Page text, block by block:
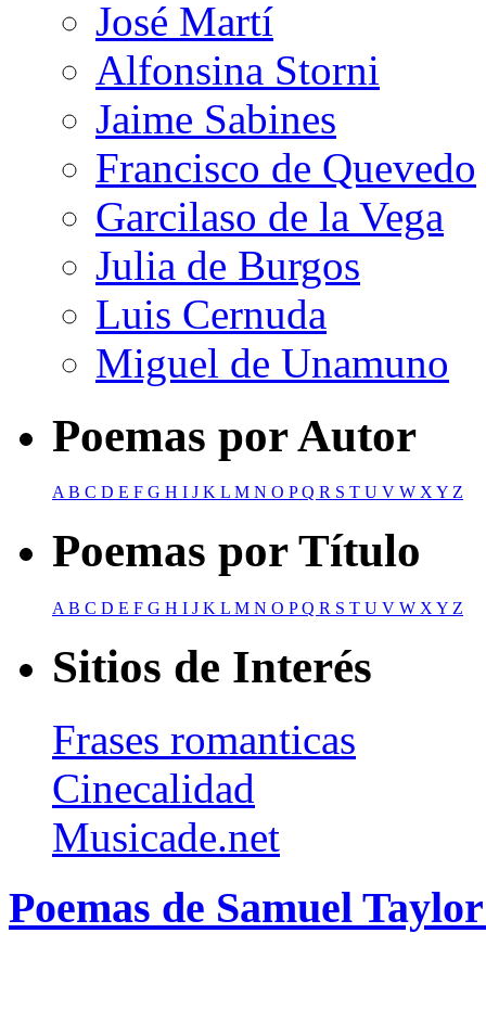
José Martí
Alfonsina Storni
Jaime Sabines
Francisco de Quevedo
Garcilaso de la Vega
Julia de Burgos
Luis Cernuda
Miguel de Unamuno
Poemas por Autor
AB C D E F G H I J K L M N O PQ R S T U V W XY Z
Poemas por Título
A B C D E F G H I J K L M N O PQ R S T U V W X Y Z
Sitios de Interés
Frases romanticas
Cinecalidad
Musicade.net
Poemas de Samuel